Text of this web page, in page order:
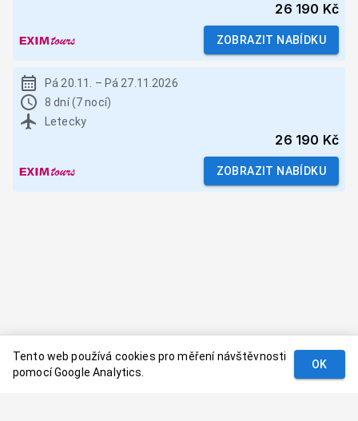
26 190 Kč
ZOBRAZIT NABÍDKU
Pá 20.11. – Pá 27.11.2026
8 dní (7 nocí)
Letecky
26 190 Kč
ZOBRAZIT NABÍDKU
Tento web používá cookies pro měření návštěvnosti
pomocí Google Analytics.
OK